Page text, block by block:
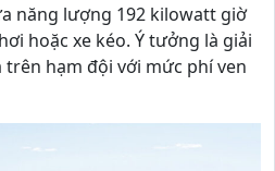
năng lượng 192 kilowatt giờ
hoặc xe kéo. Ý tưởng là giải
trên hạm đội với mức phí ven